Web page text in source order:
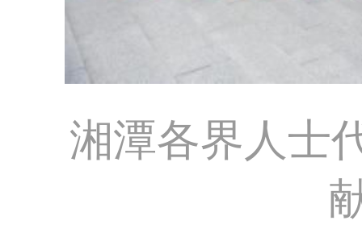
湘潭各界人士